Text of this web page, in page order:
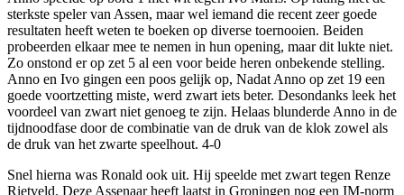
sterkste speler van Assen, maar wel iemand die recent zeer goede
resultaten heeft weten te boeken op diverse toernooien. Beiden
probeerden elkaar mee te nemen in hun opening, maar dit lukte niet.
Zo onstond er op zet 5 al een voor beide heren onbekende stelling.
Anno en Ivo gingen een poos gelijk op, Nadat Anno op zet 19 een
goede voortzetting miste, werd zwart iets beter. Desondanks leek het
voordeel van zwart niet genoeg te zijn. Helaas blunderde Anno in de
tijdnoodfase door de combinatie van de druk van de klok zowel als
de druk van het zwarte speelhout. 4-0
Snel hierna was Ronald ook uit. Hij speelde met zwart tegen Renze
Rietveld. Deze Assenaar heeft laatst in Groningen nog een IM-norm